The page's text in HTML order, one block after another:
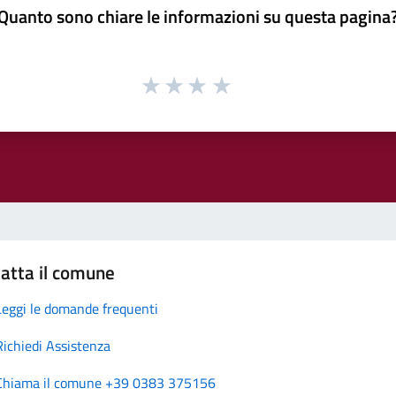
sono chiare le informazioni su questa
il comune
le domande frequenti
Assistenza
il comune +39 0383 375156